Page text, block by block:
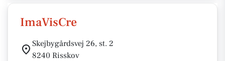
ImaVisCre
Skejbygårdsvej 26, st. 2
8240 Risskov